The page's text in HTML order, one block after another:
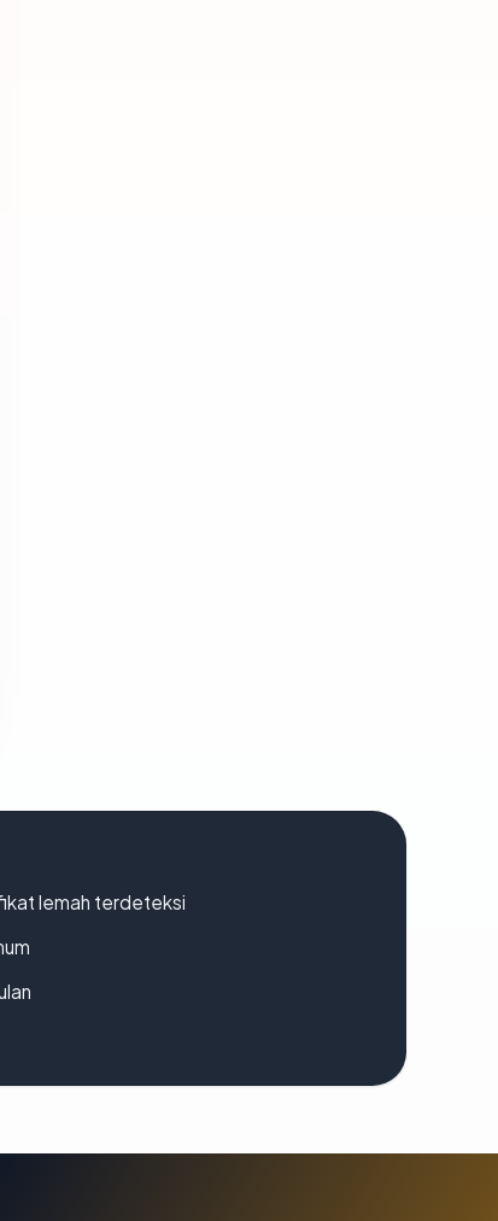
lemah terdeteksi